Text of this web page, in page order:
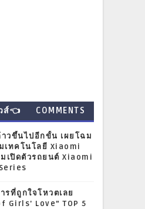
ส์👈 COMMENTS
าวขึ้นไปอีกขั้น เผยโฉม
เทคโนโลยี Xiaomi
เปิดตัวรถยนต์ Xiaomi
รที่ถูกใจโหวตเลย
Girls' Love” TOP 5